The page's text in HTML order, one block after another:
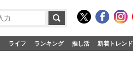
ライフ ランキング 推し活 新着トレンド